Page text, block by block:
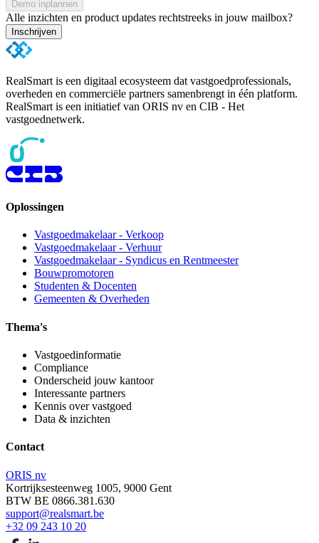
Demo inplannen
Alle inzichten en product updates rechtstreeks in jouw mailbox?
Inschrijven
RealSmart is een digitaal ecosysteem dat vastgoedprofessionals,
overheden en commerciële partners samenbrengt in één platform.
RealSmart is een initiatief van ORIS nv en CIB - Het
vastgoednetwerk.
Oplossingen
Vastgoedmakelaar - Verkoop
Vastgoedmakelaar - Verhuur
Vastgoedmakelaar - Syndicus en Rentmeester
Bouwpromotoren
Studenten & Docenten
Gemeenten & Overheden
Thema's
Vastgoedinformatie
Compliance
Onderscheid jouw kantoor
Interessante partners
Kennis over vastgoed
Data & inzichten
Contact
ORIS nv
Kortrijksesteenweg 1005, 9000 Gent
BTW BE 0866.381.630
support@realsmart.be
+32 09 243 10 20